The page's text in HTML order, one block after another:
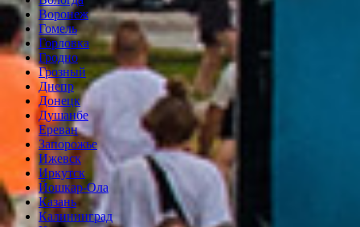
Воронеж
Гомель
Горловка
Гродно
Грозный
Днепр
Донецк
Душанбе
Ереван
Запорожье
Ижевск
Иркутск
Йошкар-Ола
Казань
Калининград